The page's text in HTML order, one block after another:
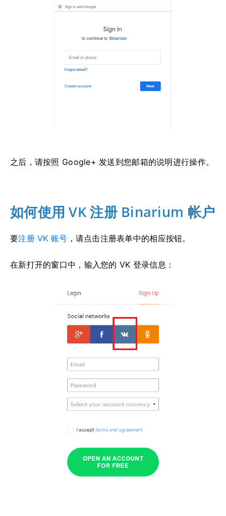
之后，请按照 Google+ 发送到您邮箱的说明进行操作。
如何使用 VK 注册 Binarium 帐户
要注册 VK 账号 ，请点击注册表单中的相应按钮。
在新打开的窗口中，输入您的 VK 登录信息：